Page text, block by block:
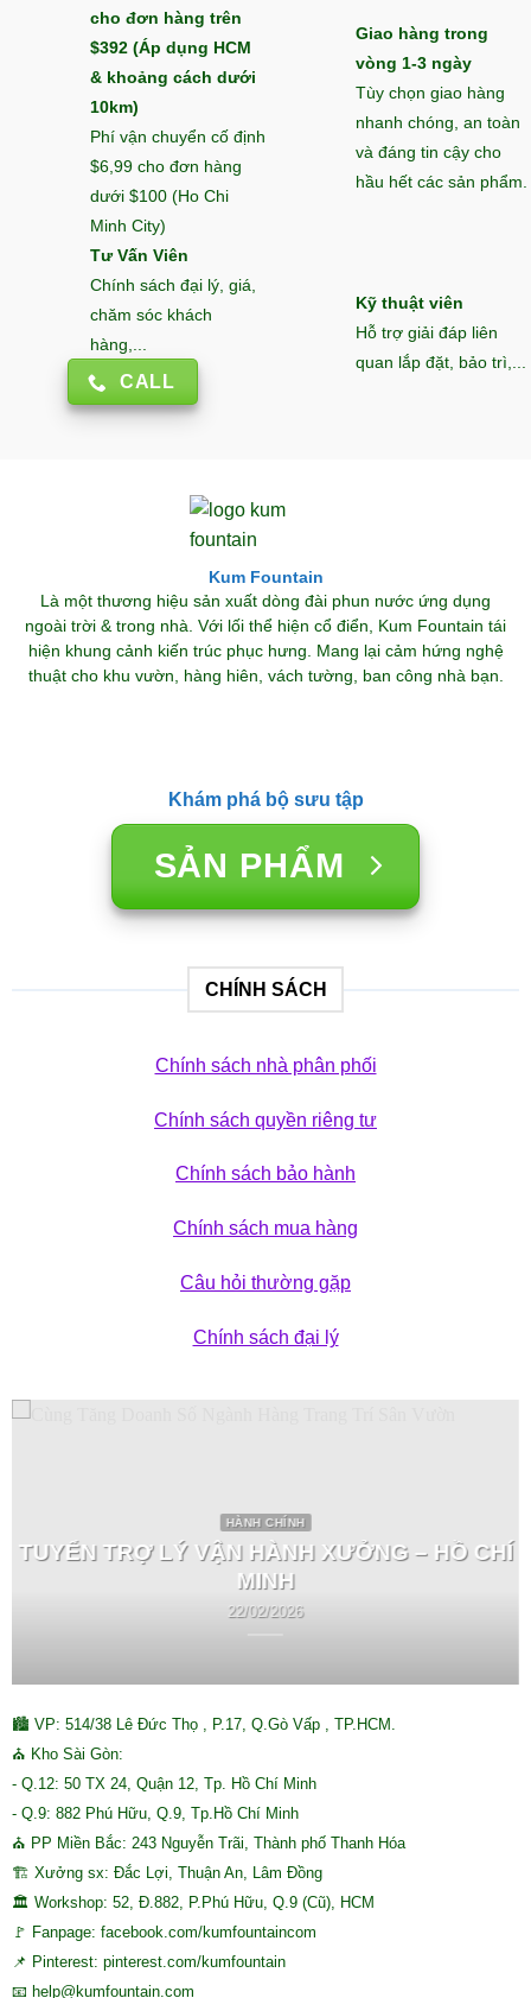
cho đơn hàng trên
$392 (Áp dụng HCM
& khoảng cách dưới
10km)
Phí vận chuyển cố định
$6,99 cho đơn hàng
dưới $100 (Ho Chi
Minh City)
Giao hàng trong
vòng 1-3 ngày
Tùy chọn giao hàng
nhanh chóng, an toàn
và đáng tin cậy cho
hầu hết các sản phẩm.
Tư Vấn Viên
Chính sách đại lý, giá,
chăm sóc khách
hàng,...
CALL
Kỹ thuật viên
Hỗ trợ giải đáp liên
quan lắp đặt, bảo trì,...
Kum Fountain
Là một thương hiệu sản xuất dòng đài phun nước ứng dụng
ngoài trời & trong nhà. Với lối thể hiện cổ điển, Kum Fountain tái
hiện khung cảnh kiến trúc phục hưng. Mang lại cảm hứng nghệ
thuật cho khu vườn, hàng hiên, vách tường, ban công nhà bạn.
Khám phá bộ sưu tập
SẢN PHẨM
CHÍNH SÁCH
Chính sách nhà phân phối
Chính sách quyền riêng tư
Chính sách bảo hành
Chính sách mua hàng
Câu hỏi thường gặp
Chính sách đại lý
HÀNH CHÍNH
TUYỂN TRỢ LÝ VẬN HÀNH XƯỞNG – HỒ CHÍ
MINH
22/02/2026
🏙 VP: 514/38 Lê Đức Thọ , P.17, Q.Gò Vấp , TP.HCM.
⛪ Kho Sài Gòn:
- Q.12: 50 TX 24, Quận 12, Tp. Hồ Chí Minh
- Q.9: 882 Phú Hữu, Q.9, Tp.Hồ Chí Minh
⛪ PP Miền Bắc: 243 Nguyễn Trãi, Thành phố Thanh Hóa
🏗 Xưởng sx: Đắc Lợi, Thuận An, Lâm Đồng
🏛 Workshop: 52, Đ.882, P.Phú Hữu, Q.9 (Cũ), HCM
🚩 Fanpage: facebook.com/kumfountaincom
📌 Pinterest: pinterest.com/kumfountain
📧 help@kumfountain.com